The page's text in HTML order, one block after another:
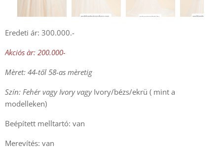
Eredeti ár: 300.000.-
Akciós àr: 200.000-
Mèret: 44-től 58-as mèretig
Szín: Fehér vagy Ivory vagy Ivory/bézs/ekrü ( mint a
modelleken)
Beépített melltartó: van
Merevítés: van